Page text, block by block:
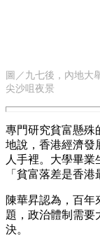
圖／九七後，內地大
尖沙咀夜景
專門研究貧富懸殊
地說，香港經濟發
人手裡。大學畢業
「貧富落差是香港
陳華昇認為，百年
題，政治體制需要
決。